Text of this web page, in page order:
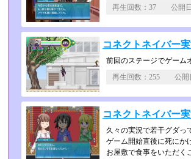
再生回数：37 公開
コネクトネイバー
前回のステージでゲーム
再生回数：255 公
コネクトネイバー
久々の実況で若干グダっ
ゲーム開始直後に死にか
お屋敷で食事をいただく